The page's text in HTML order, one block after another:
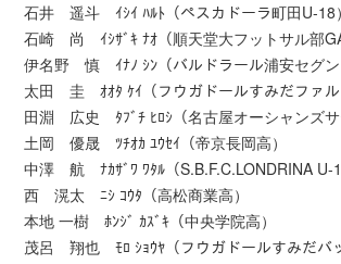
石井 遥斗 ｲｼｲ ﾊﾙﾄ（ペスカドーラ町田U-18）
石崎 尚 ｲｼｻﾞｷ ﾅｵ（順天堂大フットサル部
伊名野 慎 ｲﾅﾉ ｼﾝ（バルドラール浦安セグン
太田 圭 ｵｵﾀ ｹｲ（フウガドールすみだファル
田淵 広史 ﾀﾌﾞﾁ ﾋﾛｼ（名古屋オーシャンズサ
土岡 優晟 ﾂﾁｵｶ ﾕｳｾｲ（帝京長岡高）
中澤 航 ﾅｶｻﾞﾜ ﾜﾀﾙ（S.B.F.C.LONDRINA U-
西 滉太 ﾆｼ ｺｳﾀ（高松商業高）
本地 一樹 ﾎﾝｼﾞ ｶｽﾞｷ（中央学院高）
茂呂 翔也 ﾓﾛ ｼｮｳﾔ（フウガドールすみだバ